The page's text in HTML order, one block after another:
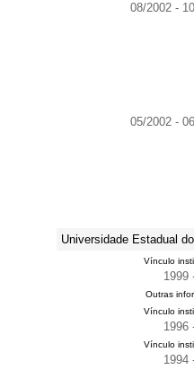
08/2002 -
05/2002 -
Universidade Estadual
Vínculo
1999
Outras
Vínculo
1996
Vínculo
1994